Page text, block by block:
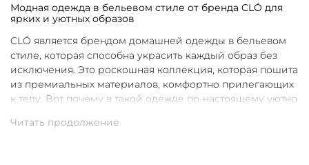
Модная одежда в бельевом стиле от бренда CLÓ для
ярких и уютных образов
CLÓ является брендом домашней одежды в бельевом
стиле, которая способна украсить каждый образ без
исключения. Это роскошная коллекция, которая пошита
из премиальных материалов, комфортно прилегающих
к телу. Вот почему в такой одежде по-настоящему уютно
продуманные фасоны позволяют каждой женщине